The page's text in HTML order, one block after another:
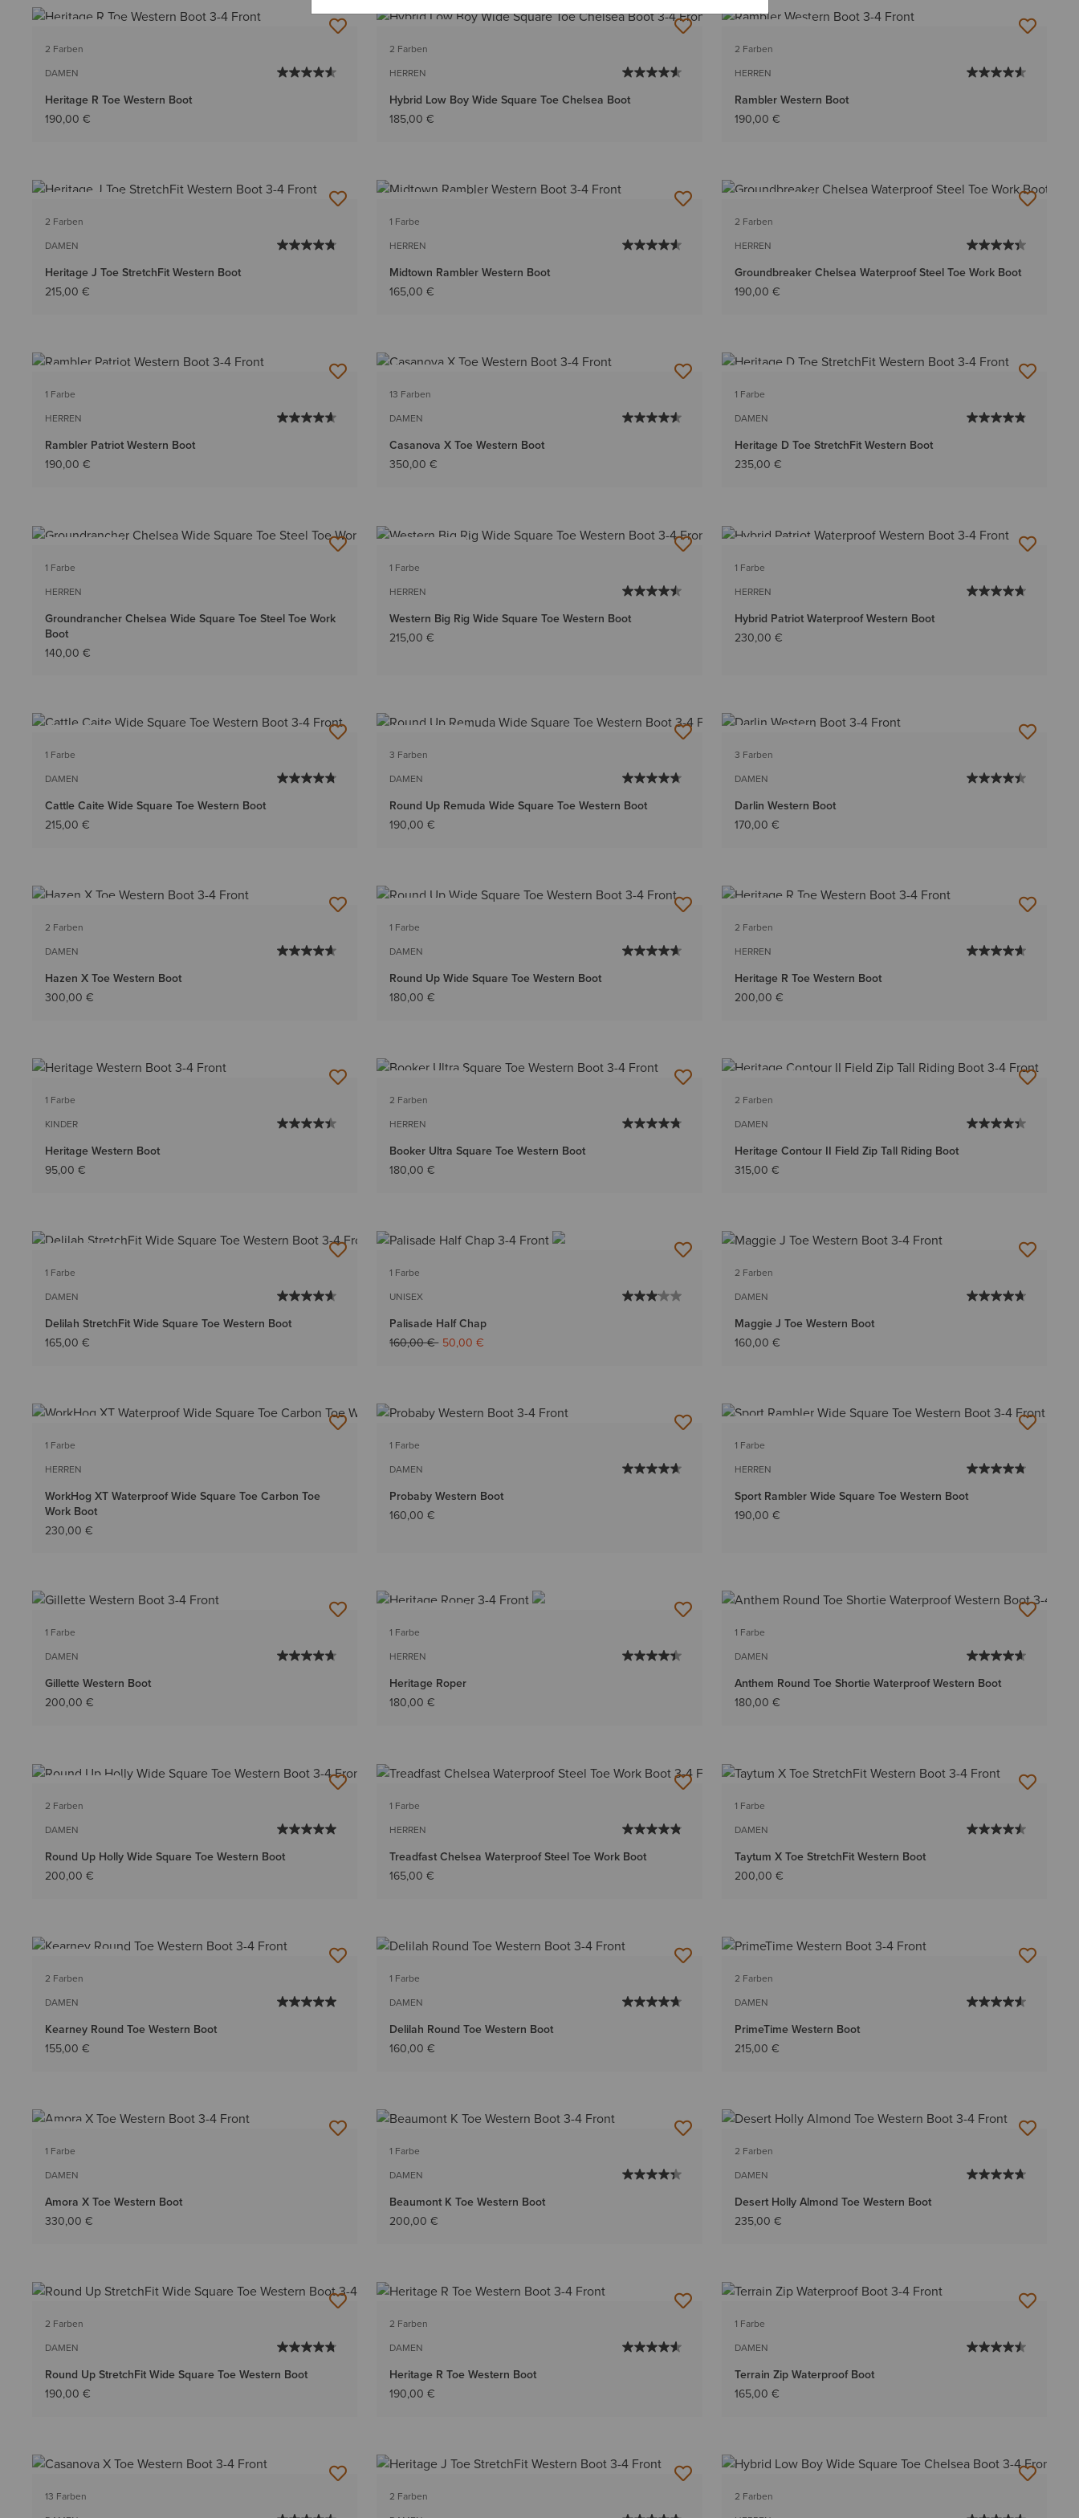
2 Farben
DAMEN
Heritage R Toe Western Boot
190,00 €
2 Farben
HERREN
Hybrid Low Boy Wide Square Toe Chelsea Boot
185,00 €
2 Farben
HERREN
Rambler Western Boot
190,00 €
2 Farben
DAMEN
Heritage J Toe StretchFit Western Boot
215,00 €
1 Farbe
HERREN
Midtown Rambler Western Boot
165,00 €
2 Farben
HERREN
Groundbreaker Chelsea Waterproof Steel Toe Work Boot
190,00 €
1 Farbe
HERREN
Rambler Patriot Western Boot
190,00 €
13 Farben
DAMEN
Casanova X Toe Western Boot
350,00 €
1 Farbe
DAMEN
Heritage D Toe StretchFit Western Boot
235,00 €
1 Farbe
HERREN
Groundrancher Chelsea Wide Square Toe Steel Toe Work
Boot
140,00 €
1 Farbe
HERREN
Western Big Rig Wide Square Toe Western Boot
215,00 €
1 Farbe
HERREN
Hybrid Patriot Waterproof Western Boot
230,00 €
1 Farbe
DAMEN
Cattle Caite Wide Square Toe Western Boot
215,00 €
3 Farben
DAMEN
Round Up Remuda Wide Square Toe Western Boot
190,00 €
3 Farben
DAMEN
Darlin Western Boot
170,00 €
2 Farben
DAMEN
Hazen X Toe Western Boot
300,00 €
1 Farbe
DAMEN
Round Up Wide Square Toe Western Boot
180,00 €
2 Farben
HERREN
Heritage R Toe Western Boot
200,00 €
1 Farbe
KINDER
Heritage Western Boot
95,00 €
2 Farben
HERREN
Booker Ultra Square Toe Western Boot
180,00 €
2 Farben
DAMEN
Heritage Contour II Field Zip Tall Riding Boot
315,00 €
1 Farbe
DAMEN
Delilah StretchFit Wide Square Toe Western Boot
165,00 €
1 Farbe
UNISEX
Palisade Half Chap
Reduziert von
160,00 €auf
50,00 €
2 Farben
DAMEN
Maggie J Toe Western Boot
160,00 €
1 Farbe
HERREN
WorkHog XT Waterproof Wide Square Toe Carbon Toe
Work Boot
230,00 €
1 Farbe
DAMEN
Probaby Western Boot
160,00 €
1 Farbe
HERREN
Sport Rambler Wide Square Toe Western Boot
190,00 €
1 Farbe
DAMEN
Gillette Western Boot
200,00 €
1 Farbe
HERREN
Heritage Roper
180,00 €
1 Farbe
DAMEN
Anthem Round Toe Shortie Waterproof Western Boot
180,00 €
2 Farben
DAMEN
Round Up Holly Wide Square Toe Western Boot
200,00 €
1 Farbe
HERREN
Treadfast Chelsea Waterproof Steel Toe Work Boot
165,00 €
1 Farbe
DAMEN
Taytum X Toe StretchFit Western Boot
200,00 €
2 Farben
DAMEN
Kearney Round Toe Western Boot
155,00 €
1 Farbe
DAMEN
Delilah Round Toe Western Boot
160,00 €
2 Farben
DAMEN
PrimeTime Western Boot
215,00 €
1 Farbe
DAMEN
Amora X Toe Western Boot
330,00 €
1 Farbe
DAMEN
Beaumont K Toe Western Boot
200,00 €
2 Farben
DAMEN
Desert Holly Almond Toe Western Boot
235,00 €
2 Farben
DAMEN
Round Up StretchFit Wide Square Toe Western Boot
190,00 €
2 Farben
DAMEN
Heritage R Toe Western Boot
190,00 €
1 Farbe
DAMEN
Terrain Zip Waterproof Boot
165,00 €
13 Farben
2 Farben
2 Farben